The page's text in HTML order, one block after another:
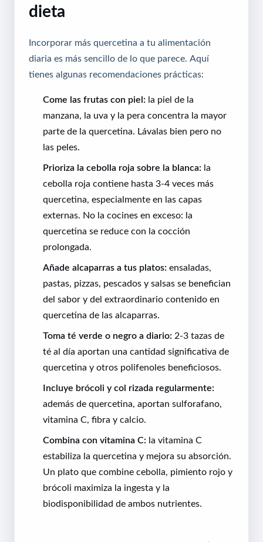
dieta
Incorporar más quercetina a tu alimentación
diaria es más sencillo de lo que parece. Aquí
tienes algunas recomendaciones prácticas:
Come las frutas con piel: la piel de la
manzana, la uva y la pera concentra la mayor
parte de la quercetina. Lávalas bien pero no
las peles.
Prioriza la cebolla roja sobre la blanca: la
cebolla roja contiene hasta 3-4 veces más
quercetina, especialmente en las capas
externas. No la cocines en exceso: la
quercetina se reduce con la cocción
prolongada.
Añade alcaparras a tus platos: ensaladas,
pastas, pizzas, pescados y salsas se benefician
del sabor y del extraordinario contenido en
quercetina de las alcaparras.
Toma té verde o negro a diario: 2-3 tazas de
té al día aportan una cantidad significativa de
quercetina y otros polifenoles beneficiosos.
Incluye brócoli y col rizada regularmente:
además de quercetina, aportan sulforafano,
vitamina C, fibra y calcio.
Combina con vitamina C: la vitamina C
estabiliza la quercetina y mejora su absorción.
Un plato que combine cebolla, pimiento rojo y
brócoli maximiza la ingesta y la
biodisponibilidad de ambos nutrientes.